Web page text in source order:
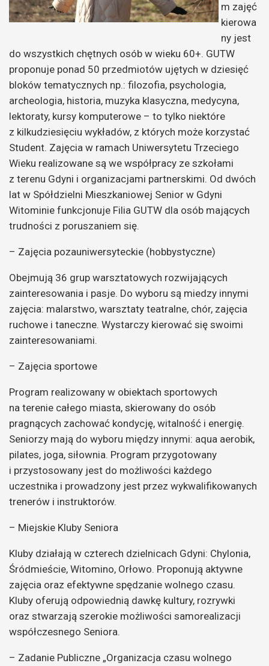
m zajęć
kierowa
ny jest
do wszystkich chętnych osób w wieku 60+. GUTW
proponuje ponad 50 przedmiotów ujętych w dziesięć
bloków tematycznych np.: filozofia, psychologia,
archeologia, historia, muzyka klasyczna, medycyna,
lektoraty, kursy komputerowe – to tylko niektóre
z kilkudziesięciu wykładów, z których może korzystać
Student. Zajęcia w ramach Uniwersytetu Trzeciego
Wieku realizowane są we współpracy ze szkołami
z terenu Gdyni i organizacjami partnerskimi. Od dwóch
lat w Spółdzielni Mieszkaniowej Senior w Gdyni
Witominie funkcjonuje Filia GUTW dla osób mających
trudności z poruszaniem się.
– Zajęcia pozauniwersyteckie (hobbystyczne)
Obejmują 36 grup warsztatowych rozwijających
zainteresowania i pasje. Do wyboru są miedzy innymi
zajęcia: malarstwo, warsztaty teatralne, chór, zajęcia
ruchowe i taneczne. Wystarczy kierować się swoimi
zainteresowaniami.
– Zajęcia sportowe
Program realizowany w obiektach sportowych
na terenie całego miasta, skierowany do osób
pragnących zachować kondycję, witalność i energię.
Seniorzy mają do wyboru między innymi: aqua aerobik,
pilates, joga, siłownia. Program przygotowany
i przystosowany jest do możliwości każdego
uczestnika i prowadzony jest przez wykwalifikowanych
trenerów i instruktorów.
– Miejskie Kluby Seniora
Kluby działają w czterech dzielnicach Gdyni: Chylonia,
Śródmieście, Witomino, Orłowo. Proponują aktywne
zajęcia oraz efektywne spędzanie wolnego czasu.
Kluby oferują odpowiednią dawkę kultury, rozrywki
oraz stwarzają szerokie możliwości samorealizacji
współczesnego Seniora.
– Zadanie Publiczne „Organizacja czasu wolnego